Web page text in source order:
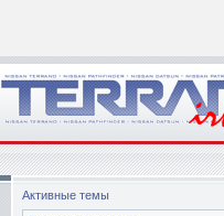
Активные темы